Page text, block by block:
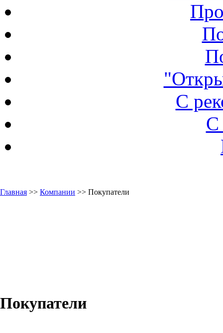
С
С
Главная >> Компании >> Покупатели
Покупатели